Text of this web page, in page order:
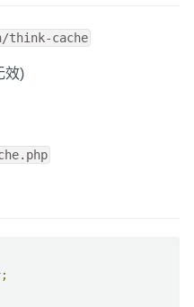
think-cache
效)
;